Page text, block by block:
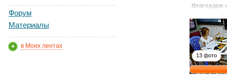
Форум
Материалы
в Моих лентах
13 фото